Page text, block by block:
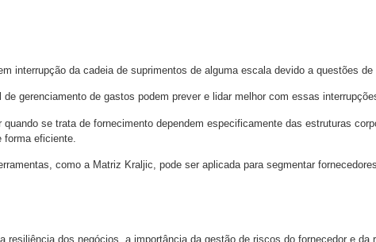
interrupção da cadeia de suprimentos de alguma escala devido a questões
gerenciamento de gastos podem prever e lidar melhor com essas
se trata de fornecimento dependem especificamente das estruturas
eficiente.
como a Matriz Kraljic, pode ser aplicada para segmentar
dos negócios, a importância da gestão de riscos do fornecedor e